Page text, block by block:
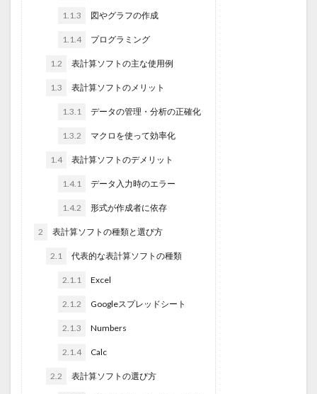
1.1.3 図やグラフの作成
1.1.4 プログラミング
1.2 表計算ソフトの主な使用例
1.3 表計算ソフトのメリット
1.3.1 データの管理・分析の正確化
1.3.2 マクロを使って効率化
1.4 表計算ソフトのデメリット
1.4.1 データ入力時のエラー
1.4.2 形式が作成者に依存
2 表計算ソフトの種類と選び方
2.1 代表的な表計算ソフトの種類
2.1.1 Excel
2.1.2 Googleスプレッドシート
2.1.3 Numbers
2.1.4 Calc
2.2 表計算ソフトの選び方